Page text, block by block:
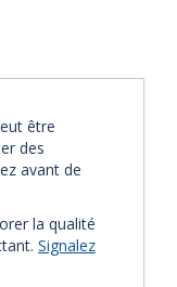
être
des
avant de
la qualité
Signalez